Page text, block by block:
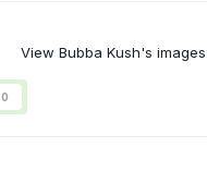
View Bubba Kush's images
0